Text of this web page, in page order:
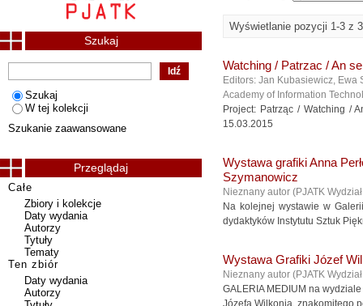
Wyświetlanie pozycji 1-3 z 3
Watching / Patrzac / An
Editors: Jan Kubasiewicz, Ewa
Academy of Information
Project: Patrząc / Watching /
15.03.2015
Wystawa grafiki Anna
Szymanowicz
Nieznany autor (PJATK
Na kolejnej wystawie w
dydaktyków Instytutu Sztuk
Wystawa Grafiki Józef
Nieznany autor (PJATK
GALERIA MEDIUM na
Józefa Wilkonia, znakomitego
Szukaj
Szukaj
W tej kolekcji
Szukanie zaawansowane
Przeglądaj
Całe
Zbiory i kolekcje
Daty wydania
Autorzy
Tytuły
Tematy
Ten zbiór
Daty wydania
Autorzy